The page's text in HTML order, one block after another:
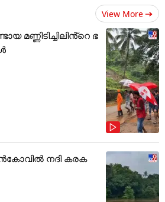
View More
മണ്ണിടിച്ചിലിൻ്റെ ഭ
നദി കരക